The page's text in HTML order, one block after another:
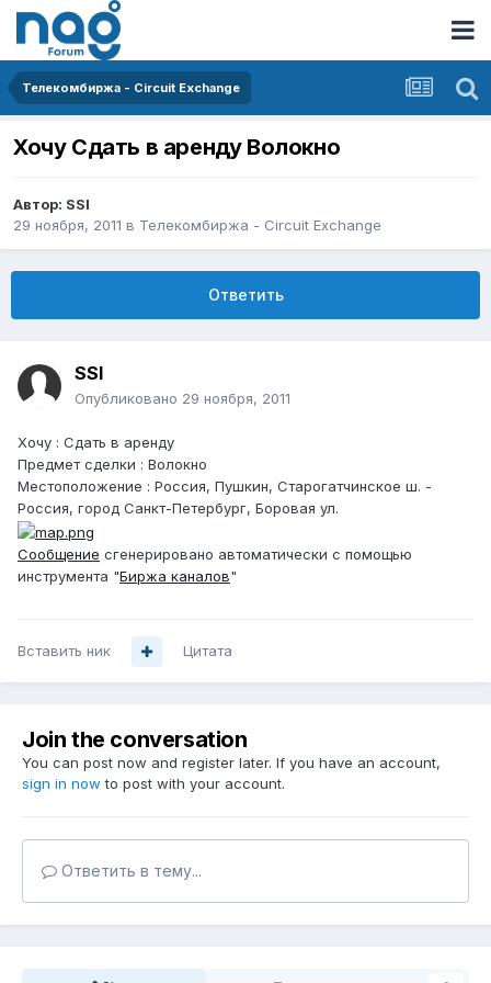
Телекомбиржа - Circuit Exchange
Хочу Сдать в аренду Волокно
Автор: SSI
29 ноября, 2011 в Телекомбиржа - Circuit Exchange
Ответить
SSI
Опубликовано 29 ноября, 2011
Хочу : Сдать в аренду
Предмет сделки : Волокно
Местоположение : Россия, Пушкин, Старогатчинское ш. -
Россия, город Санкт-Петербург, Боровая ул.
Сообщение сгенерировано автоматически с помощью
инструмента "Биржа каналов"
Вставить ник Цитата
Join the conversation
You can post now and register later. If you have an account,
sign in now to post with your account.
Ответить в тему...